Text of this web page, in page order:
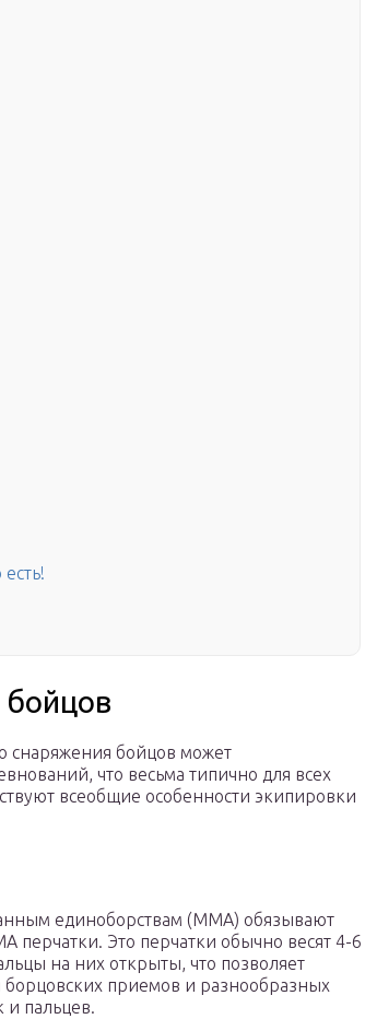
снаряжения бойцов может
что весьма типично для всех
всеобщие особенности экипировки
единоборствам (ММА) обязывают
перчатки. Это перчатки обычно весят 4-6
на них открыты, что позволяет
приемов и разнообразных
и пальцев.